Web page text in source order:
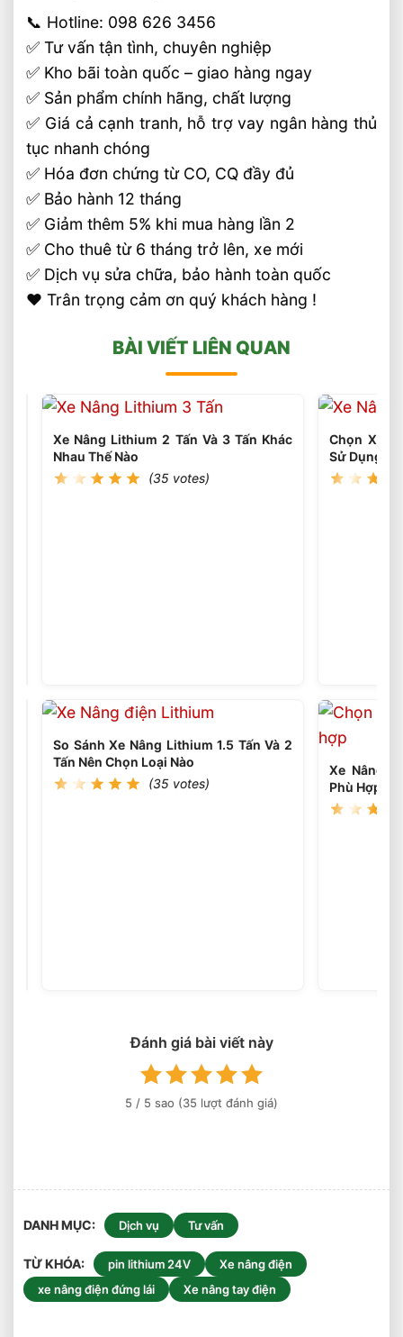
📞 Hotline: 098 626 3456
✅ Tư vấn tận tình, chuyên nghiệp
✅ Kho bãi toàn quốc – giao hàng ngay
✅ Sản phẩm chính hãng, chất lượng
✅ Giá cả cạnh tranh, hỗ trợ vay ngân hàng thủ
tục nhanh chóng
✅ Hóa đơn chứng từ CO, CQ đầy đủ
✅ Bảo hành 12 tháng
✅ Giảm thêm 5% khi mua hàng lần 2
✅ Cho thuê từ 6 tháng trở lên, xe mới
✅ Dịch vụ sửa chữa, bảo hành toàn quốc
❤️ Trân trọng cảm ơn quý khách hàng !
BÀI VIẾT LIÊN QUAN
Logistics
Xe Nâng Lithium 2 Tấn Và 3 Tấn Khác
Nhau Thế Nào
(35 votes)
So Sánh Xe Nâng Lithium 1.5 Tấn Và 2
Tấn Nên Chọn Loại Nào
(35 votes)
Chọn Xe
Sử Dụng
Xe Nâng
Phù Hợp
Đánh giá bài viết này
5 / 5 sao (35 lượt đánh giá)
DANH MỤC Dịch vụ Tư vấn
TỪ KHÓA pin lithium 24V
Xe nâng điện
xe nâng điện đứng lái
Xe nâng tay điện